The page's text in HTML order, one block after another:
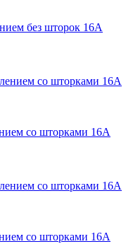
без шторок 16А
со шторками 16А
со шторками 16А